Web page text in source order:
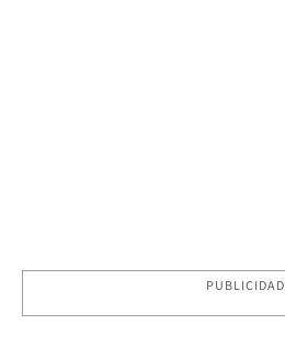
PUBLICIDAD